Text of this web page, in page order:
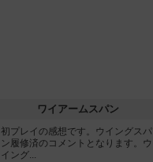
ワイアームスパン
初プレイの感想です。ウイングスパ
ン履修済のコメントとなります。ウ
イング...